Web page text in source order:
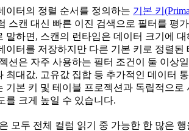
이터의 정렬 순서를 정의하는 기본 키
스캔 대신 빠른 이진 검색으로 필터를 평
말하면, 스캔의 런타임은 데이터 크기에
이터를 저장하지만 다른 기본 키로 정렬
션은 자주 사용하는 필터 조건이 둘 이상
최대값, 고유값 집합 등 추가적인 데이터
기본 키 및 테이블 프로젝션과 독립적으
를 크게 높일 수 있습니다.
모두 전체 컬럼 읽기 중 가능한 한 많은